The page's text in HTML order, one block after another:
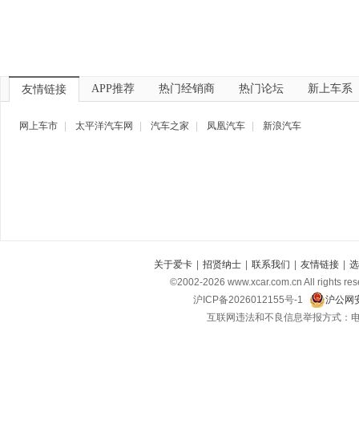
友情链接 APP推荐 热门经销商 热门论坛 新上车系
网上车市 太平洋汽车网 汽车之家 凤凰汽车 新浪汽车
关于爱卡 招贤纳士 联系我们 友情链接
©2002-2026 www.xcar.com.cn All rights
沪ICP备2026012155号-1
沪公网
互联网违法和不良信息举报方式：